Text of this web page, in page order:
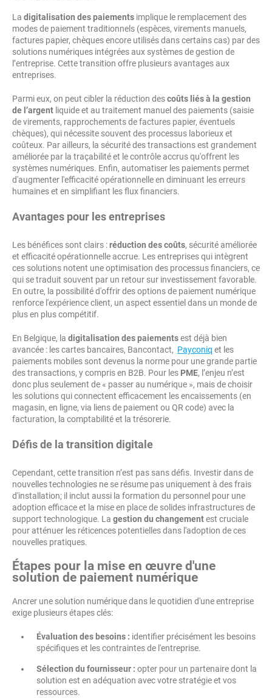
La digitalisation des paiements implique le remplacement des
modes de paiement traditionnels (espèces, virements manuels,
factures papier, chèques encore utilisés dans certains cas) par des
solutions numériques intégrées aux systèmes de gestion de
l’entreprise. Cette transition offre plusieurs avantages aux
entreprises.
Parmi eux, on peut cibler la réduction descoûts liés à la gestion
de l’argent liquide et au traitement manuel des paiements (saisie
de virements, rapprochements de factures papier, éventuels
chèques), qui nécessite souvent des processus laborieux et
coûteux. Par ailleurs, la sécurité des transactions est grandement
améliorée par la traçabilité et le contrôle accrus qu'offrent les
systèmes numériques. Enfin, automatiser les paiements permet
d'augmenter l'efficacité opérationnelle en diminuant les erreurs
humaines et en simplifiant les flux financiers.
Avantages pour les entreprises
Les bénéfices sont clairs :réduction des coûts, sécurité améliorée
et efficacité opérationnelle accrue. Les entreprises qui intègrent
ces solutions notent une optimisation des processus financiers, ce
qui se traduit souvent par un retour sur investissement favorable.
En outre, la possibilité d'offrir des options de paiement numérique
renforce l'expérience client, un aspect essentiel dans un monde de
plus en plus compétitif.
En Belgique, la digitalisation des paiementsest déjà bien
avancée : les cartes bancaires, Bancontact, Payconiq et les
paiements mobiles sont devenus la norme pour une grande partie
des transactions, y compris en B2B. Pour les PME, l’enjeu n’est
donc plus seulement de « passer au numérique », mais de choisir
les solutions qui connectent efficacement les encaissements (en
magasin, en ligne, via liens de paiement ou QR code) avec la
facturation, la comptabilité et la trésorerie.
Défis de la transition digitale
Cependant, cette transition n’est pas sans défis. Investir dans de
nouvelles technologies ne se résume pas uniquement à des frais
d'installation; il inclut aussi la formation du personnel pour une
adoption efficace et la mise en place de solides infrastructures de
support technologique. La gestion du changementest cruciale
pour atténuer les réticences potentielles dans l'adoption de ces
nouvelles pratiques.
Étapes pour la mise en œuvre d'une
solution de paiement numérique
Ancrer une solution numérique dans le quotidien d'une entreprise
exige plusieurs étapes clés:
Évaluation des besoins : identifier précisément les besoins
spécifiques et les contraintes de l'entreprise.
Sélection du fournisseur : opter pour un partenaire dont la
solution est en adéquation avec votre stratégie et vos
ressources.